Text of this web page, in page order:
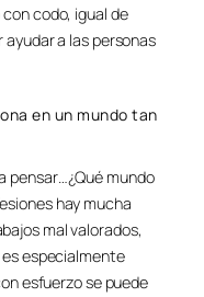
codo, igual de
ayudar a las personas
en un mundo tan
pensar…¿Qué mundo
hay mucha
mal valorados,
especialmente
esfuerzo se puede